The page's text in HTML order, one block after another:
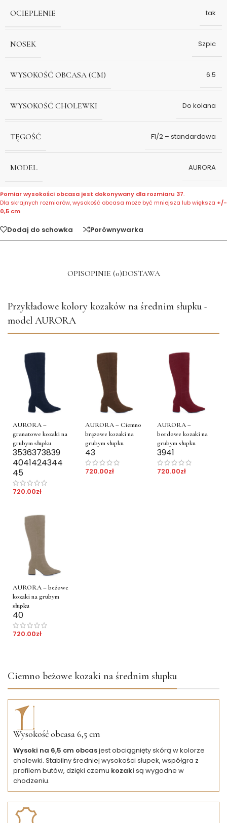
OCIEPLENIE tak
NOSEK Szpic
WYSOKOŚĆ OBCASA (CM) 6.5
WYSOKOŚĆ CHOLEWKI Do kolana
TĘGOŚĆ F1/2 – standardowa
MODEL AURORA
Pomiar wysokości obcasa jest dokonywany dla rozmiaru 37.
Dla skrajnych rozmiarów, wysokość obcasa może być mniejsza lub większa +/-
0,5 cm
Dodaj do schowka Porównywarka
OPISOPINIE (0)DOSTAWA
Przykładowe kolory kozaków na średnim słupku -
model AURORA
AURORA –
granatowe kozaki na
grubym słupku
3536373839
4041424344
45
720.00zł
AURORA – Ciemno
brązowe kozaki na
grubym słupku
43
720.00zł
AURORA –
bordowe kozaki na
grubym słupku
3941
720.00zł
AURORA – beżowe
kozaki na grubym
słupku
40
720.00zł
Ciemno beżowe kozaki na średnim słupku
Wysokość obcasa 6,5 cm
Wysoki na 6,5 cm obcasjest obciągnięty skórą w kolorze
cholewki. Stabilny średniej wysokości słupek, współgra z
profilem butów, dzięki czemu kozaki są wygodne w
chodzeniu.